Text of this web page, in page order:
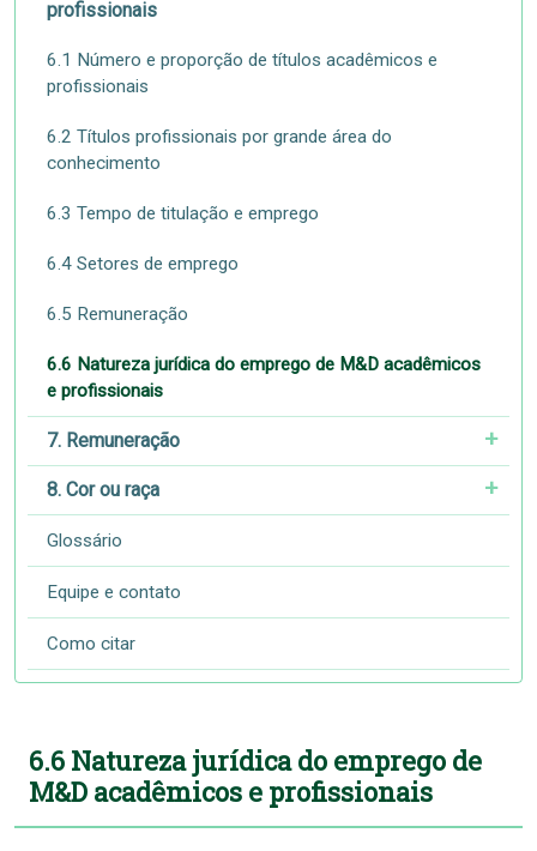
profissionais
6.1 Número e proporção de títulos acadêmicos e
profissionais
6.2 Títulos profissionais por grande área do
conhecimento
6.3 Tempo de titulação e emprego
6.4 Setores de emprego
6.5 Remuneração
6.6 Natureza jurídica do emprego de M&D acadêmicos
e profissionais
7. Remuneração
8. Cor ou raça
Glossário
Equipe e contato
Como citar
6.6 Natureza jurídica do emprego de
M&D acadêmicos e profissionais